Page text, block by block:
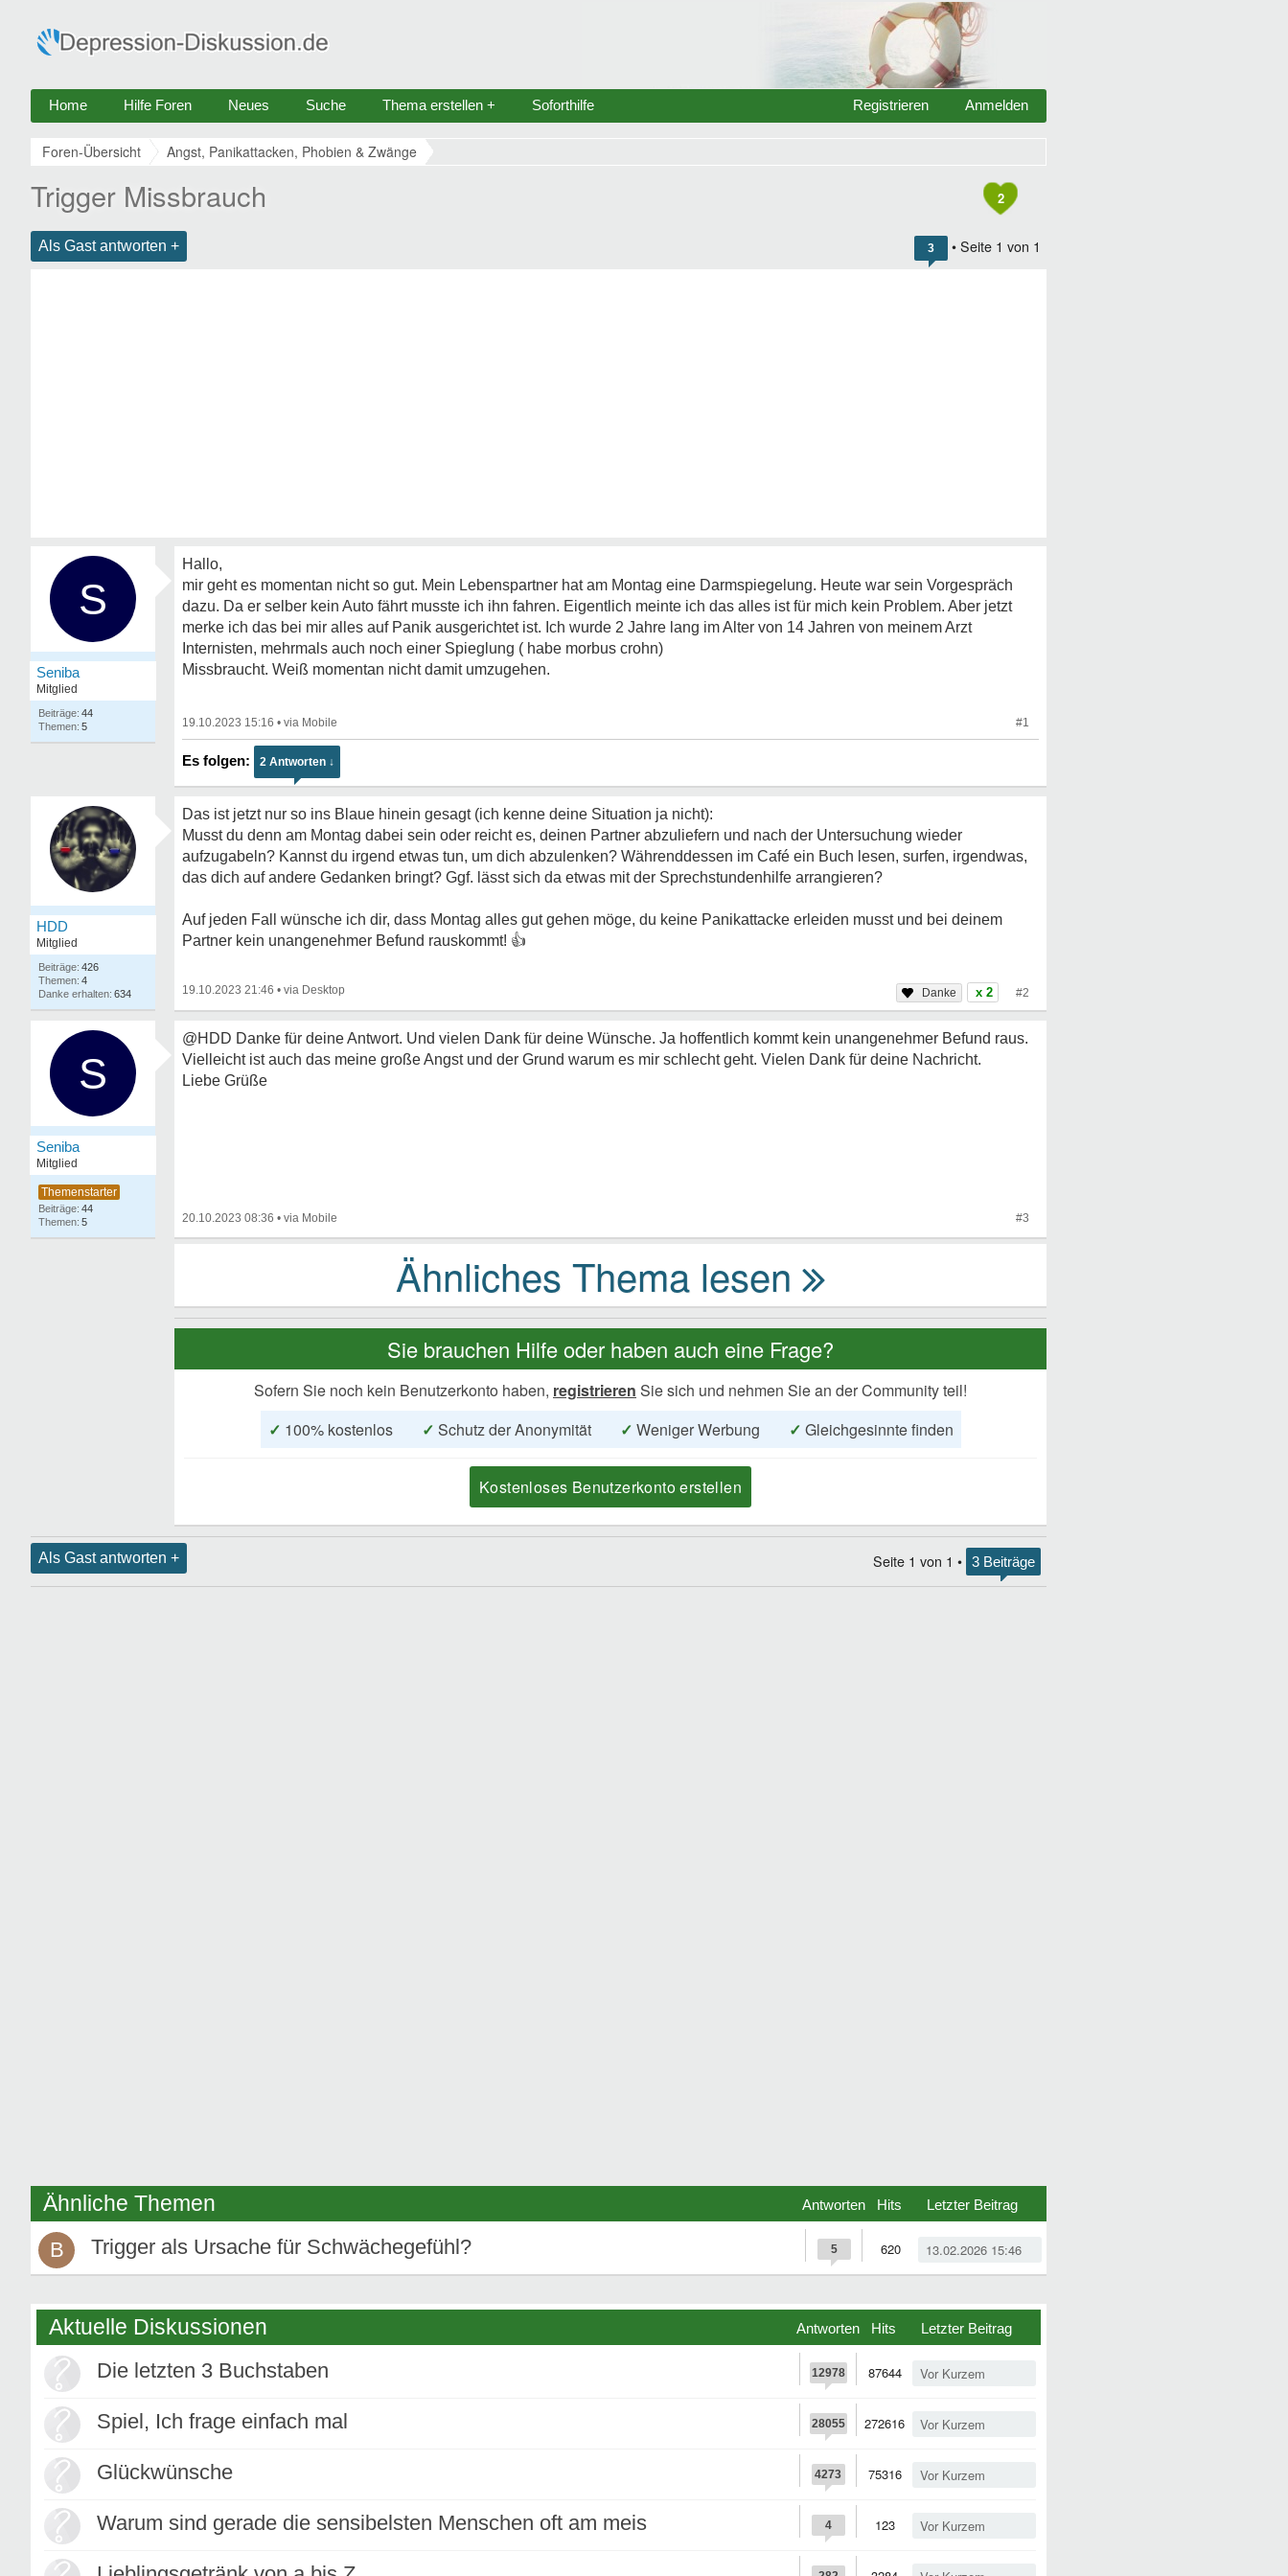
Home Hilfe Foren Neues Suche Thema erstellen + Soforthilfe Anmelden
Registrieren
Foren-Übersicht Angst, Panikattacken, Phobien & Zwänge
2
Trigger Missbrauch
Als Gast antworten + 3 • Seite 1 von 1
S
Seniba
Mitglied
44
5
Hallo,
mir geht es momentan nicht so gut. Mein Lebenspartner hat am Montag eine Darmspiegelung. Heute war sein Vorgespräch
dazu. Da er selber kein Auto fährt musste ich ihn fahren. Eigentlich meinte ich das alles ist für mich kein Problem. Aber jetzt
merke ich das bei mir alles auf Panik ausgerichtet ist. Ich wurde 2 Jahre lang im Alter von 14 Jahren von meinem Arzt
Internisten, mehrmals auch noch einer Spieglung ( habe morbus crohn)
Missbraucht. Weiß momentan nicht damit umzugehen.
19.10.2023 15:16 • #1
2 Antworten ↓
HDD
Mitglied
426
4
634
Das ist jetzt nur so ins Blaue hinein gesagt (ich kenne deine Situation ja nicht):
Musst du denn am Montag dabei sein oder reicht es, deinen Partner abzuliefern und nach der Untersuchung wieder
aufzugabeln? Kannst du irgend etwas tun, um dich abzulenken? Währenddessen im Café ein Buch lesen, surfen, irgendwas,
das dich auf andere Gedanken bringt? Ggf. lässt sich da etwas mit der Sprechstundenhilfe arrangieren?
Auf jeden Fall wünsche ich dir, dass Montag alles gut gehen möge, du keine Panikattacke erleiden musst und bei deinem
Partner kein unangenehmer Befund rauskommt! 👍
19.10.2023 21:46 • x 2 #2
S
Seniba
Mitglied
44
5
@HDD Danke für deine Antwort. Und vielen Dank für deine Wünsche. Ja hoffentlich kommt kein unangenehmer Befund raus.
Vielleicht ist auch das meine große Angst und der Grund warum es mir schlecht geht. Vielen Dank für deine Nachricht.
Liebe Grüße
20.10.2023 08:36 • #3
Sie brauchen Hilfe oder haben auch eine Frage?
Sofern Sie noch kein Benutzerkonto haben, registrieren Sie sich und nehmen Sie an der Community teil!
✓ 100% kostenlos ✓ Schutz der Anonymität ✓ Weniger Werbung ✓ Gleichgesinnte finden
Kostenloses Benutzerkonto erstellen
Als Gast antworten + Seite 1 von 1 • 3 Beiträge
Ähnliche Themen Hits
Antworten Letzter Beitrag
B Trigger als Ursache für Schwächegefühl? 13.02.2026 15:46
620
5
Aktuelle Diskussionen Hits
Antworten Letzter Beitrag
Die letzten 3 Buchstaben Vor Kurzem
87644
12978
Spiel, Ich frage einfach mal Vor Kurzem
272616
28055
Glückwünsche Vor Kurzem
75316
4273
Warum sind gerade die sensibelsten Menschen oft am meis Vor Kurzem
123
4